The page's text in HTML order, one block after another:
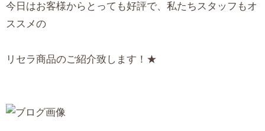
今日はお客様からとっても好評で、私たちスタッフもオ
ススメの
リセラ商品のご紹介致します！★